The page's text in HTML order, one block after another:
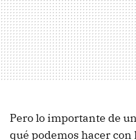
Pero lo importante de
qué podemos hacer